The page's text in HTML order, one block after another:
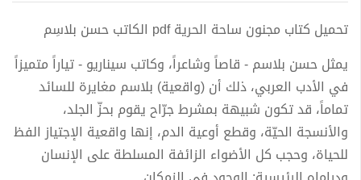
تحميل كتاب مجنون ساحة الحرية pdf الكاتب حسن بلاسِم
يمثل حسن بلاسم - قاصاً وشاعراً، وكاتب سيناريو - تياراً متميزاً
في الأدب العربي، ذلك أن (واقعية) بلاسم مغايرة للسائد
تماماً، قد تكون شبيهة بمشرط جرّاح يقوم بحزّ الجلد،
والأنسجة الحيّة، وقطع أوعية الدم، إنها واقعية الإجتياز الفظ
للحياة، وحجب كل الأضواء الزائفة المسلطة على الإنسان